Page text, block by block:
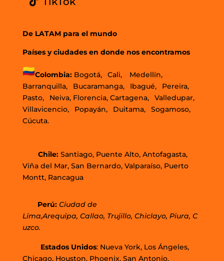
De LATAM para el mundo
Países y ciudades en donde nos encontramos
Colombia: Bogotá,– Cali, Medellín,–
Barranquilla,– Bucaramanga,– Ibagué,– Pereira,–
Pasto,– Neiva, Florencia, Cartagena,– Valledupar,–
Villavicencio,– Popayán,– Duitama,– Sogamoso,–
Cúcuta.
Chile: Santiago, Puente Alto, Antofagasta,
Viña del Mar, San Bernardo, Valparaíso, Puerto
Montt, Rancagua
Perú: Ciudad de
Lima,Arequipa, Callao, Trujillo, Chiclayo, Piura, C
uzco.
Estados Unidos: Nueva York, Los Ángeles,
Chicago, Houston, Phoenix, San Antonio,